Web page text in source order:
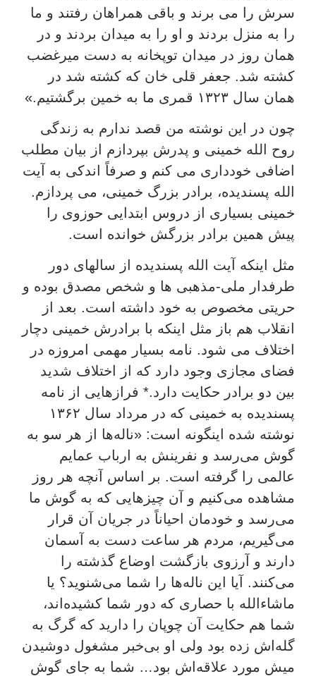
سرش را می برند و باقی همراهان رفتند و ما
را به منزل بردند و او را به میدان بردند و در
همان روز در میدان توپخانه به دست میرغضب
کشته شد. جعفر قلی خان که کشته شد در
همان سال ۱۳۲۳ قمری ما به خمین برگشتیم.»
چون در این نوشته من قصد ندارم به زندگی
روح الله خمینی و پدرش بپردازم از بیان مطلب
اضافی خودداری می کنم و صرفاً اندکی به آیت
الله پسندیده، برادر بزرگ خمینی، می پردازم.
خمینی بسیاری از دروس ابتدایی حوزوی را
پیش همین برادر بزرگش خوانده است.
مثل اینکه آیت الله پسندیده از سالهای دور
طرفدار ملی-مذهبی ها و شخص مصدق بوده و
حریتی مخصوص به خود داشته است. بعد از
انقلاب هم باز مثل اینکه با برادرش خمینی دچار
اختلاف می شود. نامه بسیار مهمی امروزه در
فضای مجازی وجود دارد که از اختلاف شدید
بین دو برادر حکایت دارد.* فرازهایی از نامه
پسندیده به خمینی که در مرداد سال ۱۳۶۲
نوشته شده اینگونه است: «ناله‌ها از هر سو به
گوش می‌رسد و نفرینش به ارباب عمایم
عالمی را گرفته است. بر اساس آنچه هر روز
مشاهده می‌کنیم و آن چیزهایی که به گوش ما
می‌رسد و خودمان احیاناً در جریان آن قرار
می‌گیریم، مردم هر ساعت دست به آسمان
دارند و آرزوی بازگشت اوضاع گذشته را
می‌کنند. آیا این ناله‌ها را شما می‌شنوید؟ یا
ماشاءالله با حصاری که دور شما کشیده‌اند،
شما هم حکایت آن چوپان را دارید که گرگ به
گله‌اش زده بود ولی او بی‌خبر مشغول دوشیدن
میش مورد علاقه‌اش بود… شما به جای گوش